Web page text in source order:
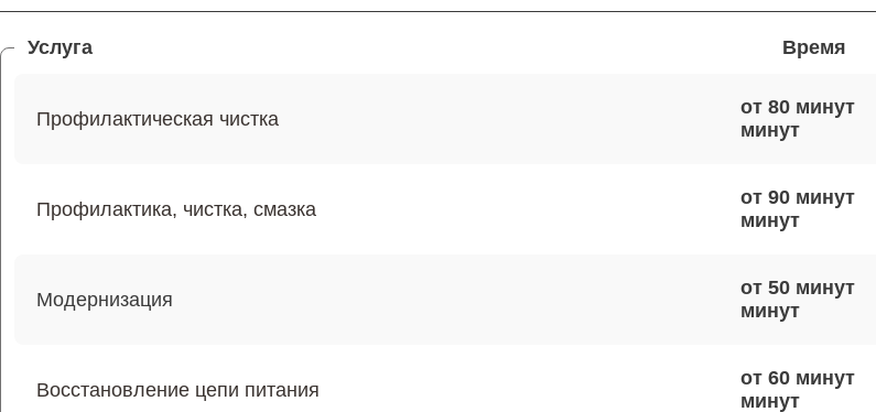
Услуга Время
Профилактическая чистка
от 80 минут
Профилактика, чистка, смазка
от 90 минут
Модернизация
от 50 минут
Восстановление цепи питания
от 60 минут